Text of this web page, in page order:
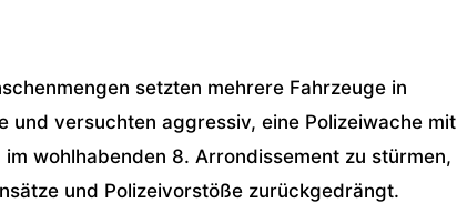
setzten mehrere Fahrzeuge in
und versuchten aggressiv, eine Polizeiwache mit
wohlhabenden 8. Arrondissement zu stürmen,
und Polizeivorstöße zurückgedrängt.